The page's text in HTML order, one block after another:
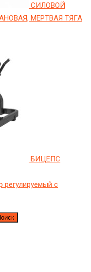
СИЛОВОЙ
МЕРТВАЯ ТЯГА
БИЦЕПС
регулируемый с